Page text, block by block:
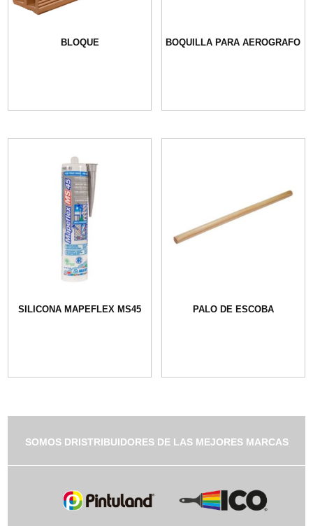
BLOQUE BOQUILLA PARA AEROGRAFO
SILICONA MAPEFLEX MS45 PALO DE ESCOBA
SOMOS DRISTRIBUIDORES DE LAS MEJORES MARCAS